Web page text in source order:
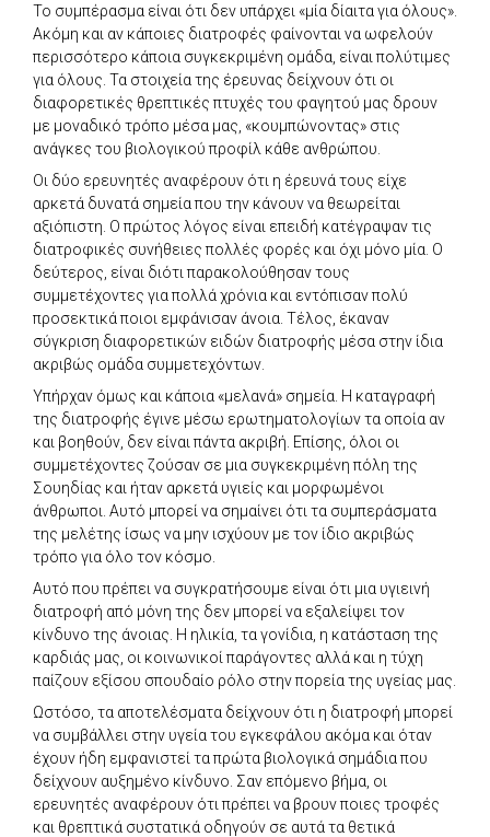
Το συμπέρασμα είναι ότι δεν υπάρχει «μία δίαιτα για όλους».
Ακόμη και αν κάποιες διατροφές φαίνονται να ωφελούν
περισσότερο κάποια συγκεκριμένη ομάδα, είναι πολύτιμες
για όλους. Τα στοιχεία της έρευνας δείχνουν ότι οι
διαφορετικές θρεπτικές πτυχές του φαγητού μας δρουν
με μοναδικό τρόπο μέσα μας, «κουμπώνοντας» στις
ανάγκες του βιολογικού προφίλ κάθε ανθρώπου.
Oι δύο ερευνητές αναφέρουν ότι η έρευνά τους είχε
αρκετά δυνατά σημεία που την κάνουν να θεωρείται
αξιόπιστη. Ο πρώτος λόγος είναι επειδή κατέγραψαν τις
διατροφικές συνήθειες πολλές φορές και όχι μόνο μία. Ο
δεύτερος, είναι διότι παρακολούθησαν τους
συμμετέχοντες για πολλά χρόνια και εντόπισαν πολύ
προσεκτικά ποιοι εμφάνισαν άνοια. Τέλος, έκαναν
σύγκριση διαφορετικών ειδών διατροφής μέσα στην ίδια
ακριβώς ομάδα συμμετεχόντων.
Υπήρχαν όμως και κάποια «μελανά» σημεία. Η καταγραφή
της διατροφής έγινε μέσω ερωτηματολογίων τα οποία αν
και βοηθούν, δεν είναι πάντα ακριβή. Επίσης, όλοι οι
συμμετέχοντες ζούσαν σε μια συγκεκριμένη πόλη της
Σουηδίας και ήταν αρκετά υγιείς και μορφωμένοι
άνθρωποι. Αυτό μπορεί να σημαίνει ότι τα συμπεράσματα
της μελέτης ίσως να μην ισχύουν με τον ίδιο ακριβώς
τρόπο για όλο τον κόσμο.
Αυτό που πρέπει να συγκρατήσουμε είναι ότι μια υγιεινή
διατροφή από μόνη της δεν μπορεί να εξαλείψει τον
κίνδυνο της άνοιας. Η ηλικία, τα γονίδια, η κατάσταση της
καρδιάς μας, οι κοινωνικοί παράγοντες αλλά και η τύχη
παίζουν εξίσου σπουδαίο ρόλο στην πορεία της υγείας μας.
Ωστόσο, τα αποτελέσματα δείχνουν ότι η διατροφή μπορεί
να συμβάλλει στην υγεία του εγκεφάλου ακόμα και όταν
έχουν ήδη εμφανιστεί τα πρώτα βιολογικά σημάδια που
δείχνουν αυξημένο κίνδυνο. Σαν επόμενο βήμα, οι
ερευνητές αναφέρουν ότι πρέπει να βρουν ποιες τροφές
και θρεπτικά συστατικά οδηγούν σε αυτά τα θετικά